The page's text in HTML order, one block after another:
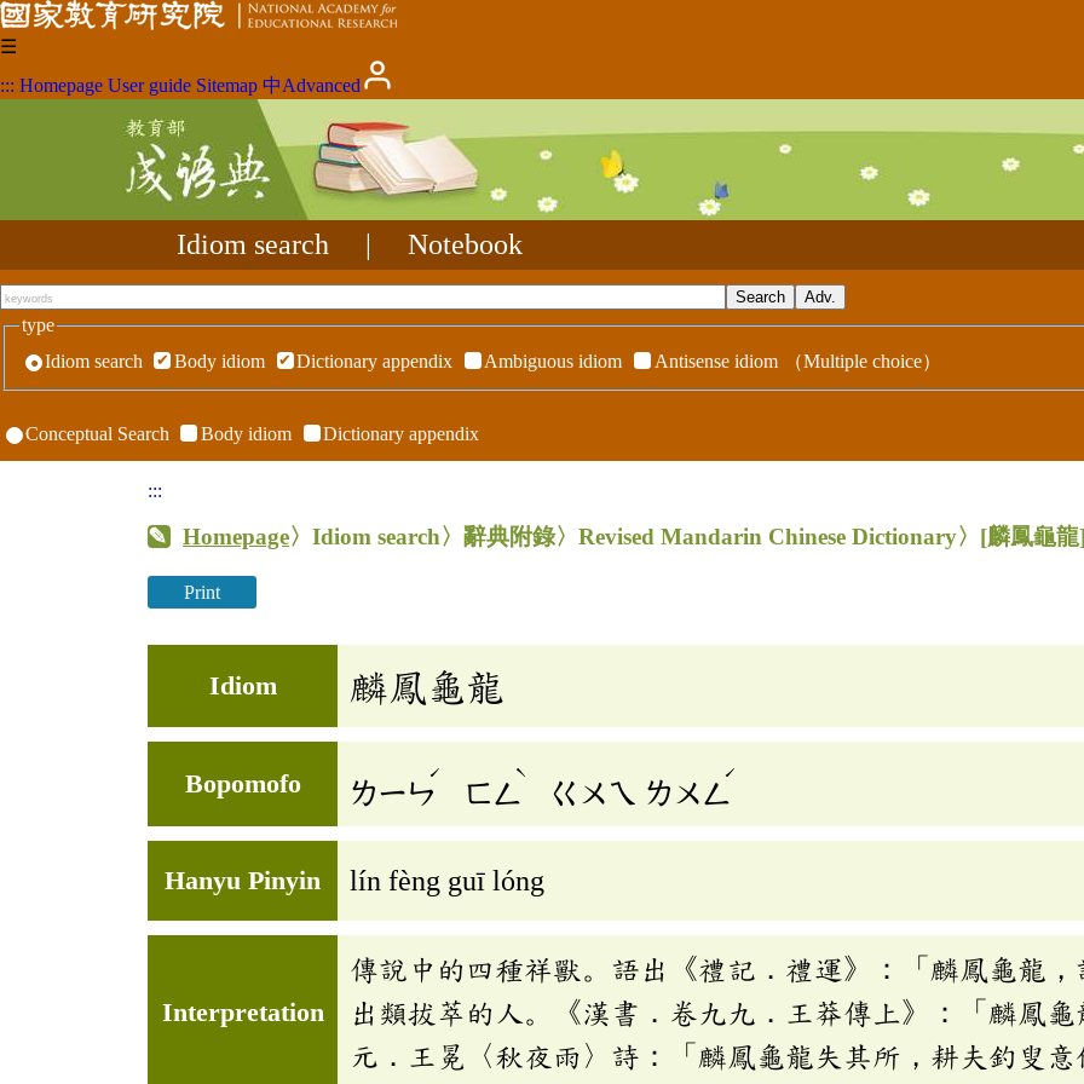
☰
::: Homepage User guide Sitemap 中Advanced
Idiom search Notebook
type
Idiom search
Body idiom Dictionary appendix Ambiguous idiom Antisense idiom （Multiple choice）
Conceptual Search Body idiom Dictionary appendix
:::
Homepage〉Idiom search〉辭典附錄〉Revised Mandarin Chinese Dictionary〉 [麟鳳龜
Print
Idiom 麟鳳龜龍
Bopomofo ㄌㄧㄣ
ˊ
ㄈㄥ
ˋ
ㄍㄨㄟ ㄌㄨㄥ
ˊ
Hanyu Pinyin lín fèng guī lóng
Interpretation
傳說中的四種祥獸。語出《禮記．禮運》：「麟鳳龜龍
出類拔萃的人。《漢書．卷九九．王莽傳上》：「麟鳳
元．王冕〈秋夜雨〉詩：「麟鳳龜龍失其所，耕夫釣叟